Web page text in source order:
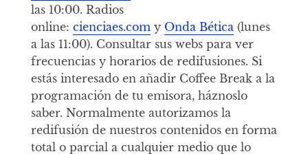
las 10:00. Radios
online: cienciaes.com y Onda Bética (lunes
a las 11:00). Consultar sus webs para ver
frecuencias y horarios de redifusiones. Si
estás interesado en añadir Coffee Break a la
programación de tu emisora, háznoslo
saber. Normalmente autorizamos la
redifusión de nuestros contenidos en forma
total o parcial a cualquier medio que lo